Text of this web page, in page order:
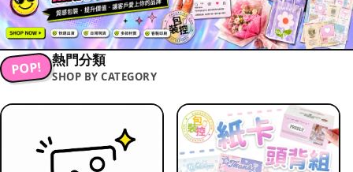
POP! 熱門分類
SHOP BY CATEGORY